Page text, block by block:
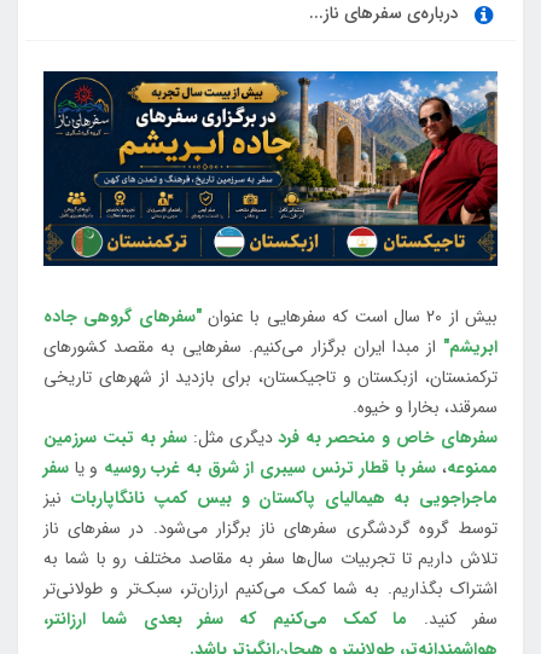
درباره‌ی سفرهای ناز...
بیش از 20 سال است که سفرهایی با عنوان
"سفرهای گروهی جاده
ابریشم" از مبدا ایران برگزار می‌کنیم. سفرهایی به مقصد کشورهای
ترکمنستان، ازبکستان و تاجیکستان، برای بازدید از شهرهای تاریخی
سمرقند، بخارا و خیوه.
سفرهای خاص و منحصر به فرددیگری مثل:سفر به تبت سرزمین
ممنوعه، سفر با قطار ترنس سیبری از شرق به غرب روسیه و یا سفر
ماجراجویی به هیمالیای پاکستان و بیس کمپ نانگاپاربات نیز
توسط گروه گردشگری سفرهای ناز برگزار می‌شود. در سفرهای ناز
تلاش داریم تا تجربیات سال‌ها سفر به مقاصد مختلف رو با شما به
اشتراک بگذاریم. به شما کمک می‌کنیم ارزان‌تر، سبک‌تر و طولانی‌تر
سفر کنید. ما کمک می‌کنیم که سفر بعدی شما ارزانتر،